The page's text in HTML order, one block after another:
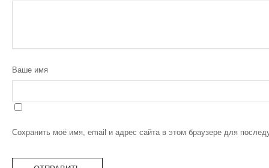
Ваше имя
Сохранить моё имя, email и адрес сайта в этом браузере для